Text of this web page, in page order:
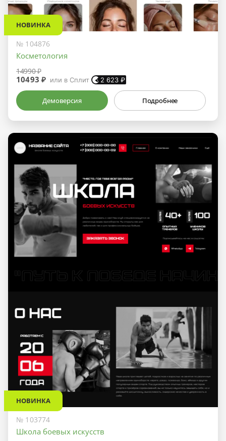
НОВИНКА
№ 104876
Косметология
14990 ₽
10493 ₽ или в Сплит 2 623 ₽
Демоверсия Подробнее
НОВИНКА
№ 103774
Школа боевых искусств